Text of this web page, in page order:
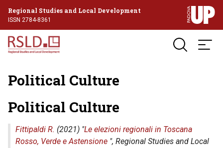
Regional Studies and Local Development
ISSN 2784-8361
Political Culture
Political Culture
Fittipaldi R. (2021) "Le elezioni regionali in Toscana
Rosso, Verde e Astensione ", Regional Studies and Local